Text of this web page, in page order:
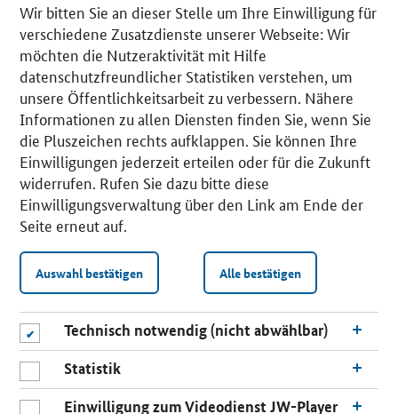
Wir bitten Sie an dieser Stelle um Ihre Einwilligung für
verschiedene Zusatzdienste unserer Webseite: Wir
möchten die Nutzeraktivität mit Hilfe
datenschutzfreundlicher Statistiken verstehen, um
unsere Öffentlichkeitsarbeit zu verbessern. Nähere
Informationen zu allen Diensten finden Sie, wenn Sie
die Pluszeichen rechts aufklappen. Sie können Ihre
Einwilligungen jederzeit erteilen oder für die Zukunft
widerrufen. Rufen Sie dazu bitte diese
Einwilligungsverwaltung über den Link am Ende der
Seite erneut auf.
Auswahl bestätigen Alle bestätigen
Technisch notwendig (nicht abwählbar)
Statistik
Einwilligung zum Videodienst JW-Player